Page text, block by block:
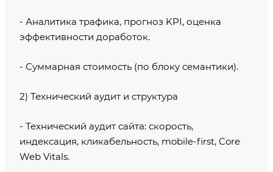
- Аналитика трафика, прогноз KPI, оценка
эффективности доработок.
- Суммарная стоимость (по блоку семантики).
2) Технический аудит и структура
- Технический аудит сайта: скорость,
индексация, кликабельность, mobile-first, Core
Web Vitals.